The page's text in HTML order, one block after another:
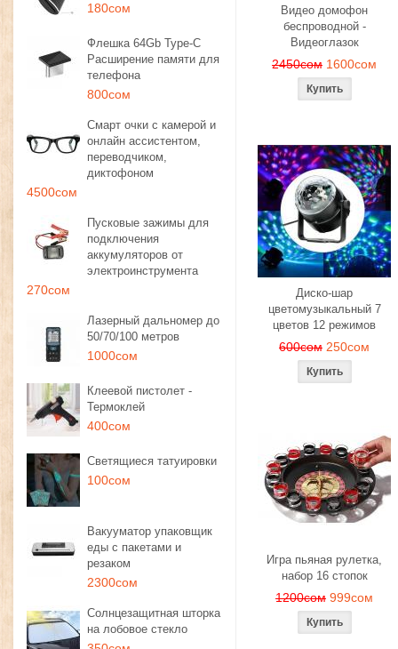
180сом
Флешка 64Gb Type-C
Расширение памяти для
телефона
800сом
Смарт очки с камерой и
онлайн ассистентом,
переводчиком,
диктофоном
4500сом
Пусковые зажимы для
подключения
аккумуляторов от
электроинструмента
270сом
Лазерный дальномер до
50/70/100 метров
1000сом
Клеевой пистолет -
Термоклей
400сом
Светящиеся татуировки
100сом
Вакууматор упаковщик
еды с пакетами и
резаком
2300сом
Солнцезащитная шторка
на лобовое стекло
Видео домофон
беспроводной -
Видеоглазок
2450сом 1600сом
Диско-шар
цветомузыкальный 7
цветов 12 режимов
600сом 250сом
Игра пьяная рулетка,
набор 16 стопок
1200сом 999сом